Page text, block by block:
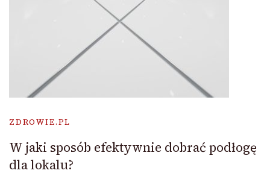
ZDROWIE.PL
W jaki sposób efektywnie dobrać podłogę
dla lokalu?